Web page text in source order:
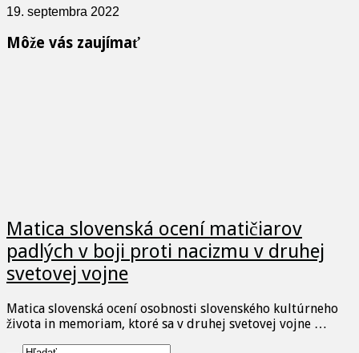
19. septembra 2022
Môže vás zaujímať
Matica slovenská ocení matičiarov
padlých v boji proti nacizmu v druhej
svetovej vojne
Matica slovenská ocení osobnosti slovenského kultúrneho
života in memoriam, ktoré sa v druhej svetovej vojne …